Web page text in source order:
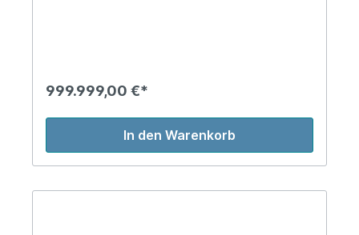
999.999,00 €*
In den Warenkorb